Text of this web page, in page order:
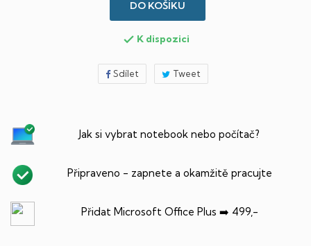
DO KOŠÍKU
 K dispozici
Sdílet Tweet
Jak si vybrat notebook nebo počítač?
Připraveno - zapnete a okamžitě pracujte
Přidat Microsoft Office Plus ➡️ 499,-